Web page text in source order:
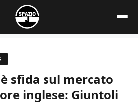
sfida sul mercato
inglese: Giuntoli